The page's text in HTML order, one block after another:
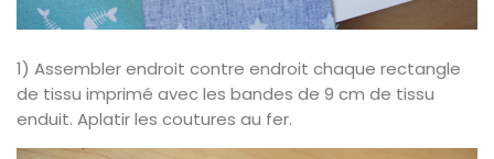
1) Assembler endroit contre endroit chaque rectangle
de tissu imprimé avec les bandes de 9 cm de tissu
enduit. Aplatir les coutures au fer.